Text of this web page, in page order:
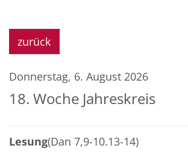
zurück
Donnerstag, 6. August 2026
18. Woche Jahreskreis
Lesung(Dan 7,9-10.13-14)